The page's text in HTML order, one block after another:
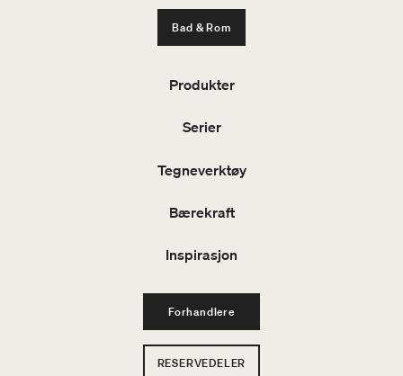
Bad & Rom
Produkter
Serier
Tegneverktøy
Bærekraft
Inspirasjon
Forhandlere
RESERVEDELER